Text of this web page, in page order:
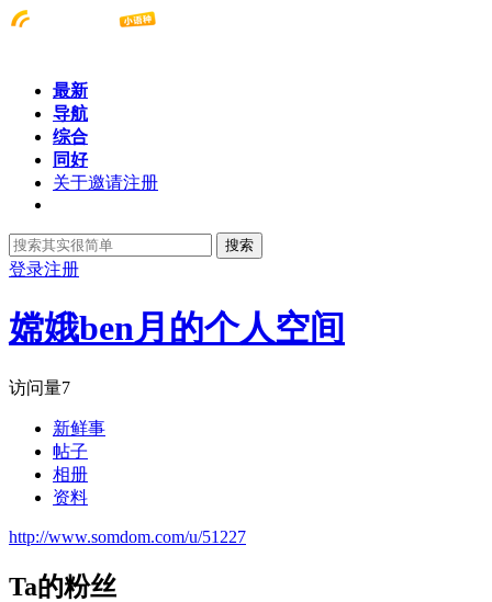
最新
导航
综合
同好
关于邀请注册
搜索
登录注册
嫦娥ben月的个人空间
访问量7
新鲜事
帖子
相册
资料
http://www.somdom.com/u/51227
Ta的粉丝